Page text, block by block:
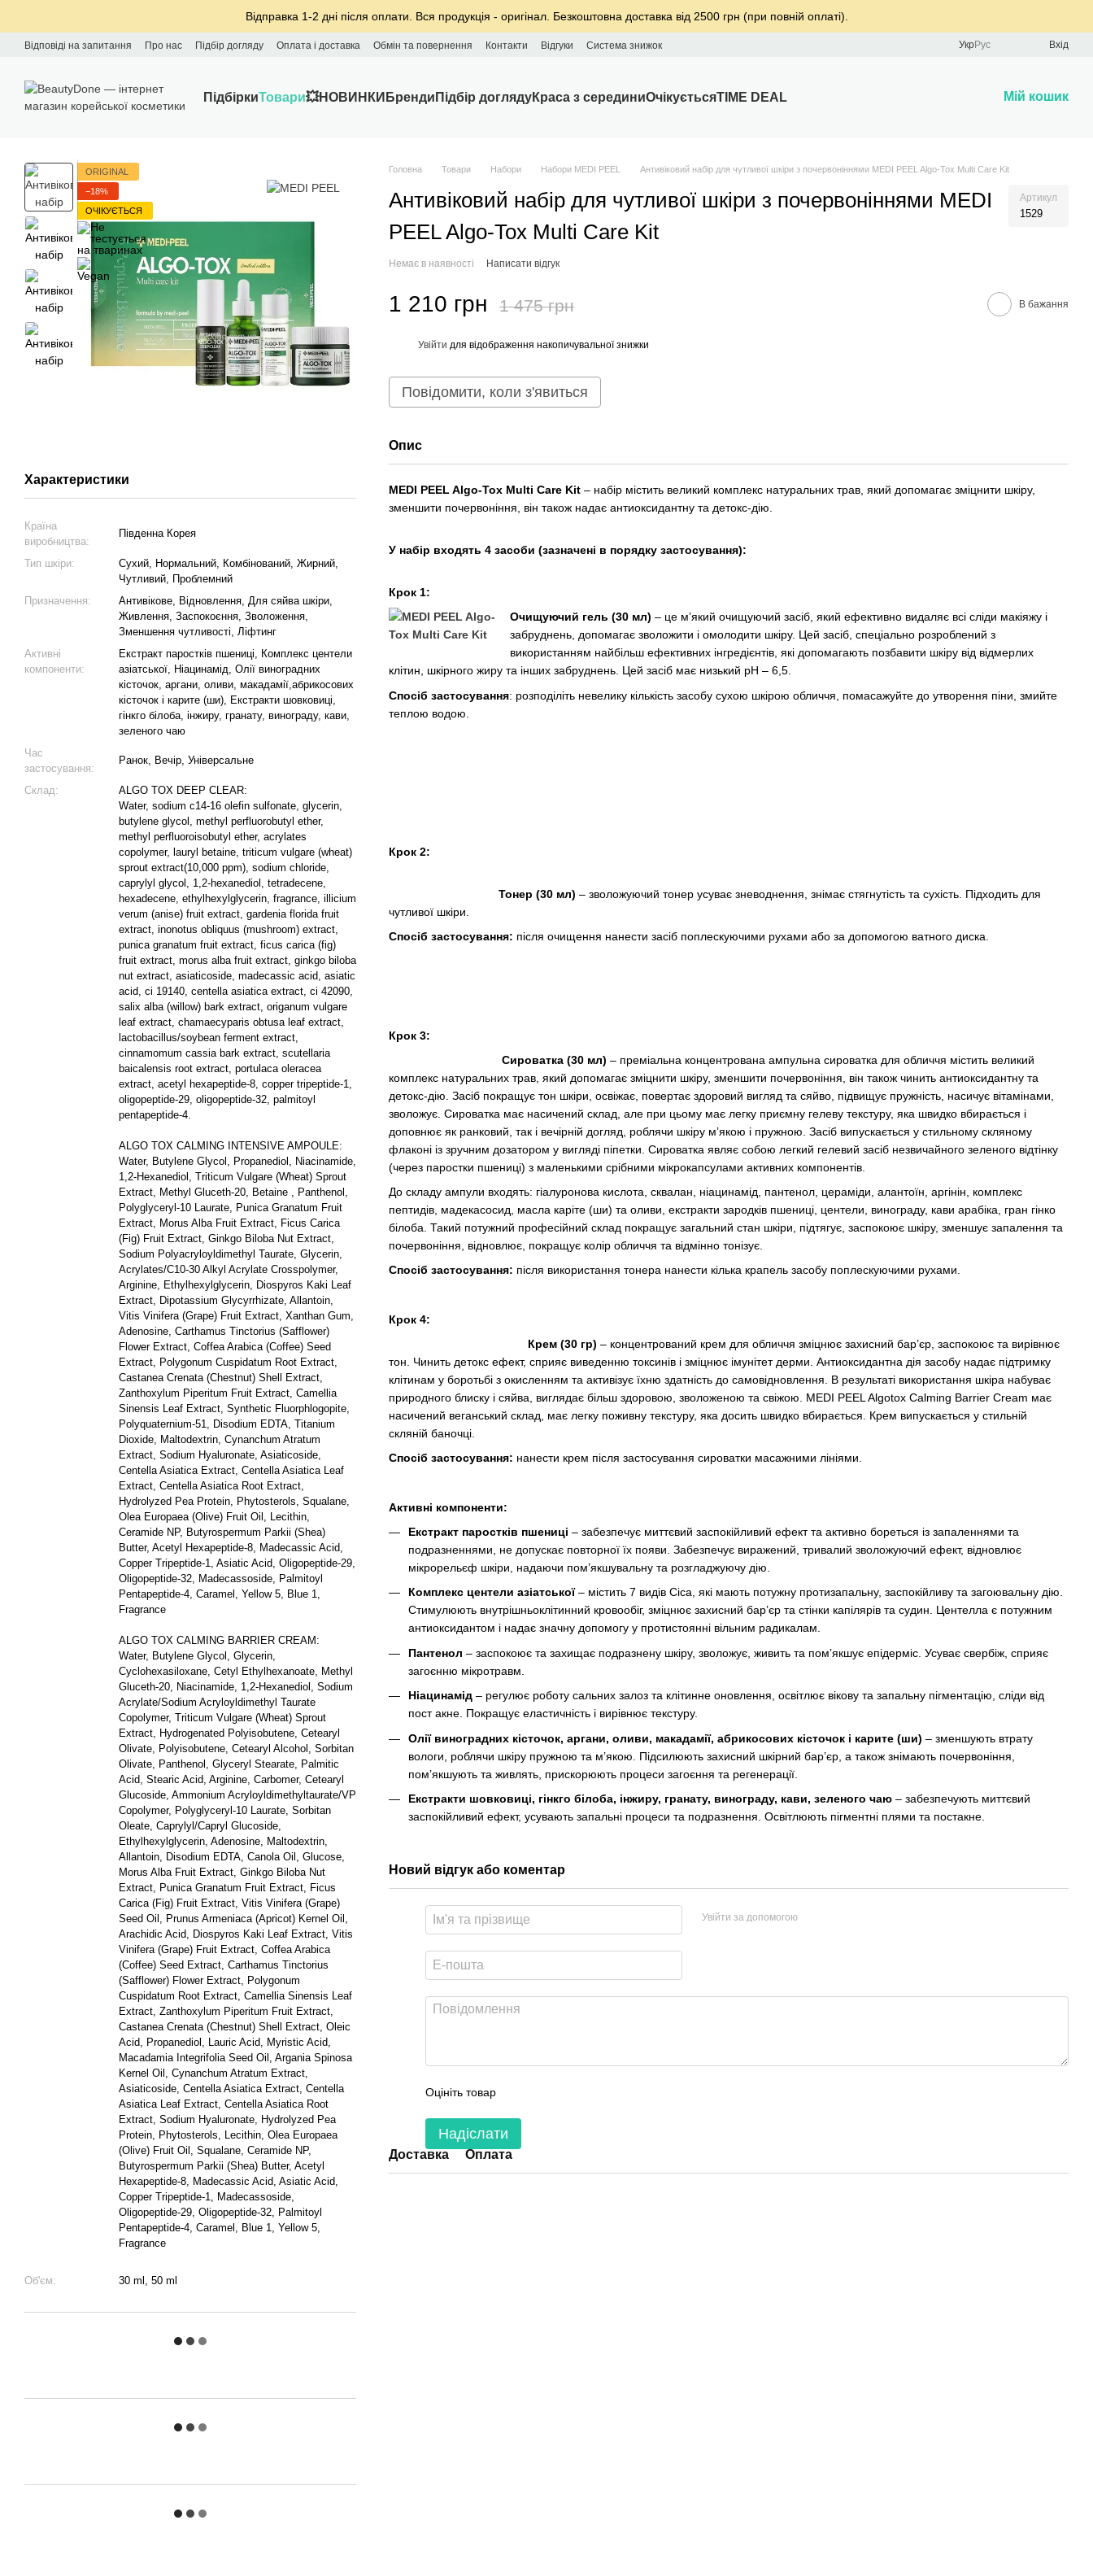
Відправка 1-2 дні після оплати. Вся продукція - оригінал. Безкоштовна доставка від 2500 грн (при повній оплаті).
Відповіді на запитання Про нас Підбір догляду Оплата і доставка Обмін та повернення Контакти Відгуки Система знижок УкрРус Вхід
ПідбіркиТовари💥НОВИНКИ Бренди Підбір доглядуКраса з серединиОчікуєтьсяTIME DEAL Мій кошик
ORIGINAL
−18%
ОЧІКУЄТЬСЯ
Характеристики
Країна
виробництва:
Південна Корея
Тип шкіри:
Сухий, Нормальний, Комбінований, Жирний,
Чутливий, Проблемний
Призначення:
Антивікове, Відновлення, Для сяйва шкіри,
Живлення, Заспокоєння, Зволоження,
Зменшення чутливості, Ліфтинг
Активні
компоненти:
Екстракт паростків пшениці, Комплекс центели
азіатської, Ніацинамід, Олії виноградних
кісточок, аргани, оливи, макадамії,абрикосових
кісточок і карите (ши), Екстракти шовковиці,
гінкго білоба, інжиру, гранату, винограду, кави,
зеленого чаю
Час
застосування:
Ранок, Вечір, Універсальне
Склад:
ALGO TOX DEEP CLEAR:
Water, sodium c14-16 olefin sulfonate, glycerin,
butylene glycol, methyl perfluorobutyl ether,
methyl perfluoroisobutyl ether, acrylates
copolymer, lauryl betaine, triticum vulgare (wheat)
sprout extract(10,000 ppm), sodium chloride,
caprylyl glycol, 1,2-hexanediol, tetradecene,
hexadecene, ethylhexylglycerin, fragrance, illicium
verum (anise) fruit extract, gardenia florida fruit
extract, inonotus obliquus (mushroom) extract,
punica granatum fruit extract, ficus carica (fig)
fruit extract, morus alba fruit extract, ginkgo biloba
nut extract, asiaticoside, madecassic acid, asiatic
acid, ci 19140, centella asiatica extract, ci 42090,
salix alba (willow) bark extract, origanum vulgare
leaf extract, chamaecyparis obtusa leaf extract,
lactobacillus/soybean ferment extract,
cinnamomum cassia bark extract, scutellaria
baicalensis root extract, portulaca oleracea
extract, acetyl hexapeptide-8, copper tripeptide-1,
oligopeptide-29, oligopeptide-32, palmitoyl
pentapeptide-4.
ALGO TOX CALMING INTENSIVE AMPOULE:
Water, Butylene Glycol, Propanediol, Niacinamide,
1,2-Hexanediol, Triticum Vulgare (Wheat) Sprout
Extract, Methyl Gluceth-20, Betaine , Panthenol,
Polyglyceryl-10 Laurate, Punica Granatum Fruit
Extract, Morus Alba Fruit Extract, Ficus Carica
(Fig) Fruit Extract, Ginkgo Biloba Nut Extract,
Sodium Polyacryloyldimethyl Taurate, Glycerin,
Acrylates/C10-30 Alkyl Acrylate Crosspolymer,
Arginine, Ethylhexylglycerin, Diospyros Kaki Leaf
Extract, Dipotassium Glycyrrhizate, Allantoin,
Vitis Vinifera (Grape) Fruit Extract, Xanthan Gum,
Adenosine, Carthamus Tinctorius (Safflower)
Flower Extract, Coffea Arabica (Coffee) Seed
Extract, Polygonum Cuspidatum Root Extract,
Castanea Crenata (Chestnut) Shell Extract,
Zanthoxylum Piperitum Fruit Extract, Camellia
Sinensis Leaf Extract, Synthetic Fluorphlogopite,
Polyquaternium-51, Disodium EDTA, Titanium
Dioxide, Maltodextrin, Cynanchum Atratum
Extract, Sodium Hyaluronate, Asiaticoside,
Centella Asiatica Extract, Centella Asiatica Leaf
Extract, Centella Asiatica Root Extract,
Hydrolyzed Pea Protein, Phytosterols, Squalane,
Olea Europaea (Olive) Fruit Oil, Lecithin,
Ceramide NP, Butyrospermum Parkii (Shea)
Butter, Acetyl Hexapeptide-8, Madecassic Acid,
Copper Tripeptide-1, Asiatic Acid, Oligopeptide-29,
Oligopeptide-32, Madecassoside, Palmitoyl
Pentapeptide-4, Caramel, Yellow 5, Blue 1,
Fragrance
ALGO TOX CALMING BARRIER CREAM:
Water, Butylene Glycol, Glycerin,
Cyclohexasiloxane, Cetyl Ethylhexanoate, Methyl
Gluceth-20, Niacinamide, 1,2-Hexanediol, Sodium
Acrylate/Sodium Acryloyldimethyl Taurate
Copolymer, Triticum Vulgare (Wheat) Sprout
Extract, Hydrogenated Polyisobutene, Cetearyl
Olivate, Polyisobutene, Cetearyl Alcohol, Sorbitan
Olivate, Panthenol, Glyceryl Stearate, Palmitic
Acid, Stearic Acid, Arginine, Carbomer, Cetearyl
Glucoside, Ammonium Acryloyldimethyltaurate/VP
Copolymer, Polyglyceryl-10 Laurate, Sorbitan
Oleate, Caprylyl/Capryl Glucoside,
Ethylhexylglycerin, Adenosine, Maltodextrin,
Allantoin, Disodium EDTA, Canola Oil, Glucose,
Morus Alba Fruit Extract, Ginkgo Biloba Nut
Extract, Punica Granatum Fruit Extract, Ficus
Carica (Fig) Fruit Extract, Vitis Vinifera (Grape)
Seed Oil, Prunus Armeniaca (Apricot) Kernel Oil,
Arachidic Acid, Diospyros Kaki Leaf Extract, Vitis
Vinifera (Grape) Fruit Extract, Coffea Arabica
(Coffee) Seed Extract, Carthamus Tinctorius
(Safflower) Flower Extract, Polygonum
Cuspidatum Root Extract, Camellia Sinensis Leaf
Extract, Zanthoxylum Piperitum Fruit Extract,
Castanea Crenata (Chestnut) Shell Extract, Oleic
Acid, Propanediol, Lauric Acid, Myristic Acid,
Macadamia Integrifolia Seed Oil, Argania Spinosa
Kernel Oil, Cynanchum Atratum Extract,
Asiaticoside, Centella Asiatica Extract, Centella
Asiatica Leaf Extract, Centella Asiatica Root
Extract, Sodium Hyaluronate, Hydrolyzed Pea
Protein, Phytosterols, Lecithin, Olea Europaea
(Olive) Fruit Oil, Squalane, Ceramide NP,
Butyrospermum Parkii (Shea) Butter, Acetyl
Hexapeptide-8, Madecassic Acid, Asiatic Acid,
Copper Tripeptide-1, Madecassoside,
Oligopeptide-29, Oligopeptide-32, Palmitoyl
Pentapeptide-4, Caramel, Blue 1, Yellow 5,
Fragrance
Об'єм: 30 ml, 50 ml
Головна Товари Набори Набори MEDI PEEL Антивіковий набір для чутливої шкіри з почервоніннями MEDI PEEL Algo-Tox Multi Care Kit
Антивіковий набір для чутливої шкіри з почервоніннями MEDI
PEEL Algo-Tox Multi Care Kit
Артикул
1529
Немає в наявності Написати відгук
1 210 грн 1 475 грн В бажання
Увійти для відображення накопичувальної знижки
Повідомити, коли з'явиться
Опис
MEDI PEEL Algo-Tox Multi Care Kit – набір містить великий комплекс натуральних трав, який допомагає зміцнити шкіру,
зменшити почервоніння, він також надає антиоксидантну та детокс-дію.
У набір входять 4 засоби (зазначені в порядку застосування):
Крок 1:
Очищуючий гель (30 мл) – це м’який очищуючий засіб, який ефективно видаляє всі сліди макіяжу і
забруднень, допомагає зволожити і омолодити шкіру. Цей засіб, спеціально розроблений з
використанням найбільш ефективних інгредієнтів, які допомагають позбавити шкіру від відмерлих
клітин, шкірного жиру та інших забруднень. Цей засіб має низький рН – 6,5.
Спосіб застосування: розподіліть невелику кількість засобу сухою шкірою обличчя, помасажуйте до утворення піни, змийте
теплою водою.
Крок 2:
Тонер (30 мл) – зволожуючий тонер усуває зневоднення, знімає стягнутість та сухість. Підходить для
чутливої шкіри.
Спосіб застосування: після очищення нанести засіб поплескуючими рухами або за допомогою ватного диска.
Крок 3:
Сироватка (30 мл) – преміальна концентрована ампульна сироватка для обличчя містить великий
комплекс натуральних трав, який допомагає зміцнити шкіру, зменшити почервоніння, він також чинить антиоксидантну та
детокс-дію. Засіб покращує тон шкіри, освіжає, повертає здоровий вигляд та сяйво, підвищує пружність, насичує вітамінами,
зволожує. Сироватка має насичений склад, але при цьому має легку приємну гелеву текстуру, яка швидко вбирається і
доповнює як ранковий, так і вечірній догляд, роблячи шкіру м’якою і пружною. Засіб випускається у стильному скляному
флаконі із зручним дозатором у вигляді піпетки. Сироватка являє собою легкий гелевий засіб незвичайного зеленого відтінку
(через паростки пшениці) з маленькими срібними мікрокапсулами активних компонентів.
До складу ампули входять: гіалуронова кислота, сквалан, ніацинамід, пантенол, цераміди, алантоїн, аргінін, комплекс
пептидів, мадекасосид, масла каріте (ши) та оливи, екстракти зародків пшениці, центели, винограду, кави арабіка, гран гінко
білоба. Такий потужний професійний склад покращує загальний стан шкіри, підтягує, заспокоює шкіру, зменшує запалення та
почервоніння, відновлює, покращує колір обличчя та відмінно тонізує.
Спосіб застосування: після використання тонера нанести кілька крапель засобу поплескуючими рухами.
Крок 4:
Крем (30 гр) – концентрований крем для обличчя зміцнює захисний бар’єр, заспокоює та вирівнює
тон. Чинить детокс ефект, сприяє виведенню токсинів і зміцнює імунітет дерми. Антиоксидантна дія засобу надає підтримку
клітинам у боротьбі з окисленням та активізує їхню здатність до самовідновлення. В результаті використання шкіра набуває
природного блиску і сяйва, виглядає більш здоровою, зволоженою та свіжою. MEDI PEEL Algotox Calming Barrier Cream має
насичений веганський склад, має легку поживну текстуру, яка досить швидко вбирається. Крем випускається у стильній
скляній баночці.
Спосіб застосування: нанести крем після застосування сироватки масажними лініями.
Активні компоненти:
Екстракт паростків пшениці – забезпечує миттєвий заспокійливий ефект та активно бореться із запаленнями та
подразненнями, не допускає повторної їх появи. Забезпечує виражений, тривалий зволожуючий ефект, відновлює
мікрорельєф шкіри, надаючи пом’якшувальну та розгладжуючу дію.
Комплекс центели азіатської– містить 7 видів Cica, які мають потужну протизапальну, заспокійливу та загоювальну дію.
Стимулюють внутрішньоклітинний кровообіг, зміцнює захисний бар’єр та стінки капілярів та судин. Центелла є потужним
антиоксидантом і надає значну допомогу у протистоянні вільним радикалам.
Пантенол – заспокоює та захищає подразнену шкіру, зволожує, живить та пом’якшує епідерміс. Усуває свербіж, сприяє
загоєнню мікротравм.
Ніацинамід – регулює роботу сальних залоз та клітинне оновлення, освітлює вікову та запальну пігментацію, сліди від
пост акне. Покращує еластичність і вирівнює текстуру.
Олії виноградних кісточок, аргани, оливи, макадамії, абрикосових кісточок і карите (ши) – зменшують втрату
вологи, роблячи шкіру пружною та м’якою. Підсилюють захисний шкірний бар’єр, а також знімають почервоніння,
пом’якшують та живлять, прискорюють процеси загоєння та регенерації.
Екстракти шовковиці, гінкго білоба, інжиру, гранату, винограду, кави, зеленого чаю – забезпечують миттєвий
заспокійливий ефект, усувають запальні процеси та подразнення. Освітлюють пігментні плями та постакне.
Новий відгук або коментар
Увійти за допомогою
Оцініть товар
Надіслати
Доставка Оплата